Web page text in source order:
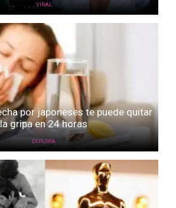
VIRAL
por japoneses te puede quitar
la gripa en 24 horas
EXPLORA